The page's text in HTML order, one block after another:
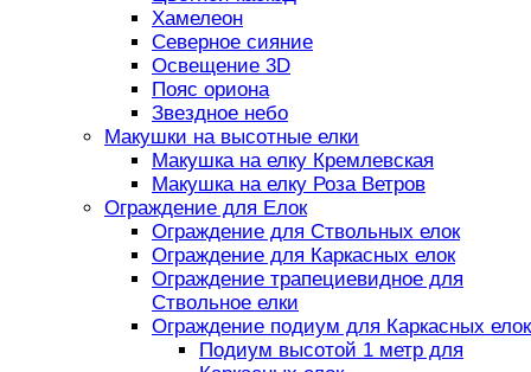
Хамелеон
Северное сияние
Освещение 3D
Пояс ориона
Звездное небо
Макушки на высотные елки
Макушка на елку Кремлевская
Макушка на елку Роза Ветров
Ограждение для Елок
Ограждение для Ствольных елок
Ограждение для Каркасных елок
Ограждение трапециевидное для
Ствольное елки
Ограждение подиум для Каркасных елок
Подиум высотой 1 метр для